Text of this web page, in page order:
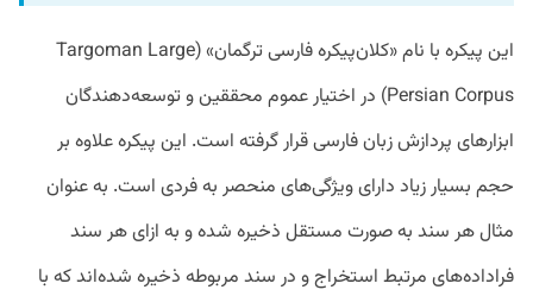
این پیکره با نام «کلان‌پیکره فارسی ترگمان» (Targoman Large
Persian Corpus) در اختیار عموم محققین و توسعه‌دهندگان
ابزار‌های پردازش زبان فارسی قرار گرفته است. این پیکره علاوه بر
حجم بسیار زیاد دارای ویژگی‌های منحصر به فردی است. به عنوان
مثال هر سند به صورت مستقل ذخیره شده و به ازای هر سند
فراداده‌های مرتبط استخراج و در سند مربوطه ذخیره شده‌اند که با